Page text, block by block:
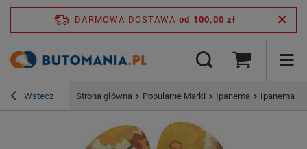
DARMOWA DOSTAWA od 100,00 zł
Wstecz Strona główna Popularne Marki Ipanema Ipanema